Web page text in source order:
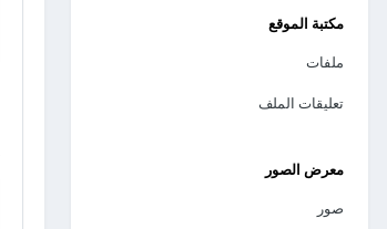
مكتبة الموقع
ملفات
تعليقات الملف
معرض الصور
صور